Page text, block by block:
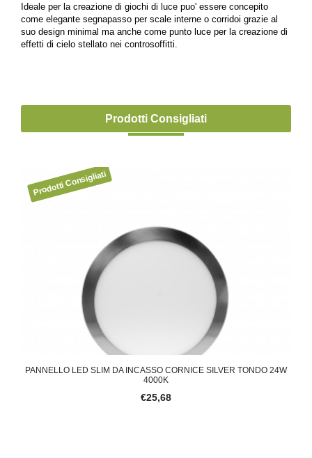
Ideale per la creazione di giochi di luce puo' essere concepito
come elegante segnapasso per scale interne o corridoi grazie al
suo design minimal ma anche come punto luce per la creazione di
effetti di cielo stellato nei controsoffitti.
Prodotti Consigliati
PANNELLO LED SLIM DA INCASSO CORNICE SILVER TONDO 24W
4000K
€25,68